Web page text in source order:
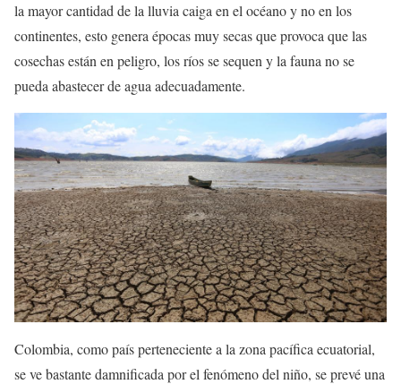
la mayor cantidad de la lluvia caiga en el océano y no en los
continentes, esto genera épocas muy secas que provoca que las
cosechas están en peligro, los ríos se sequen y la fauna no se
pueda abastecer de agua adecuadamente.
Colombia, como país perteneciente a la zona pacífica ecuatorial,
se ve bastante damnificada por el fenómeno del niño, se prevé una